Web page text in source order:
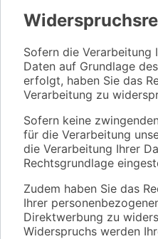
Sofern die Verarbeitung
Daten auf Grundlage
erfolgt, haben Sie das
Verarbeitung zu
Sofern keine
für die Verarbeitung
die Verarbeitung Ihrer
Rechtsgrundlage
Zudem haben Sie das
Ihrer
Direktwerbung zu
Widerspruchs werden